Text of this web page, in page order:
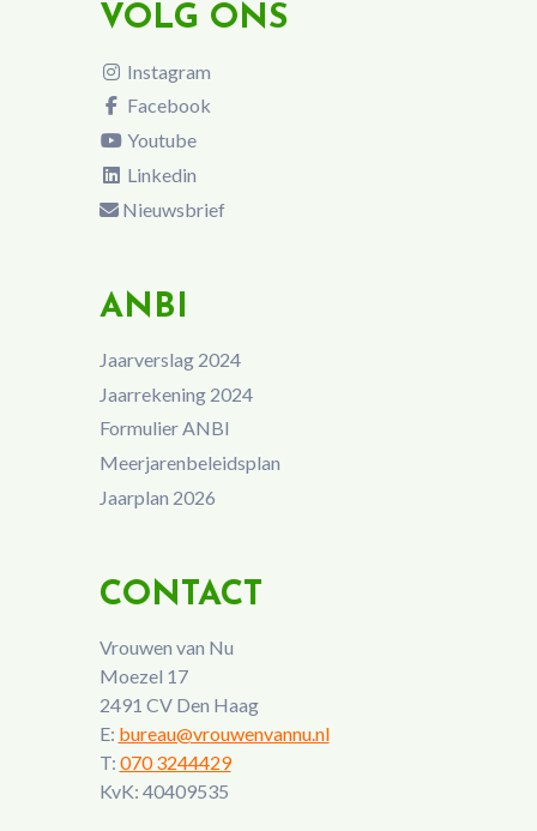
VOLG ONS
Instagram
Facebook
Youtube
Linkedin
Nieuwsbrief
ANBI
Jaarverslag 2024
Jaarrekening 2024
Formulier ANBI
Meerjarenbeleidsplan
Jaarplan 2026
CONTACT
Vrouwen van Nu
Moezel 17
2491 CV Den Haag
E: bureau@vrouwenvannu.nl
T: 070 3244429
KvK: 40409535